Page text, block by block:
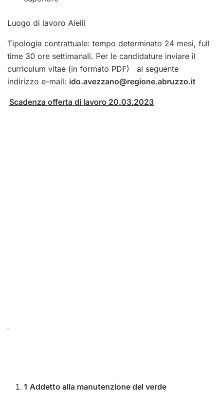
Luogo di lavoro Aielli
Tipologia contrattuale: tempo determinato 24 mesi, full
time 30 ore settimanali. Per le candidature inviare il
curriculum vitae (in formato PDF) al seguente
indirizzo e-mail: ido.avezzano@regione.abruzzo.it
Scadenza offerta di lavoro 20.03.2023
1 Addetto alla manutenzione del verde